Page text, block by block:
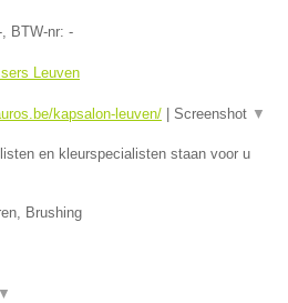
, BTW-nr: -
Leuven
kapsalon-leuven/ Screenshot ▼
en kleurspecialisten staan voor u
Brushing
▼